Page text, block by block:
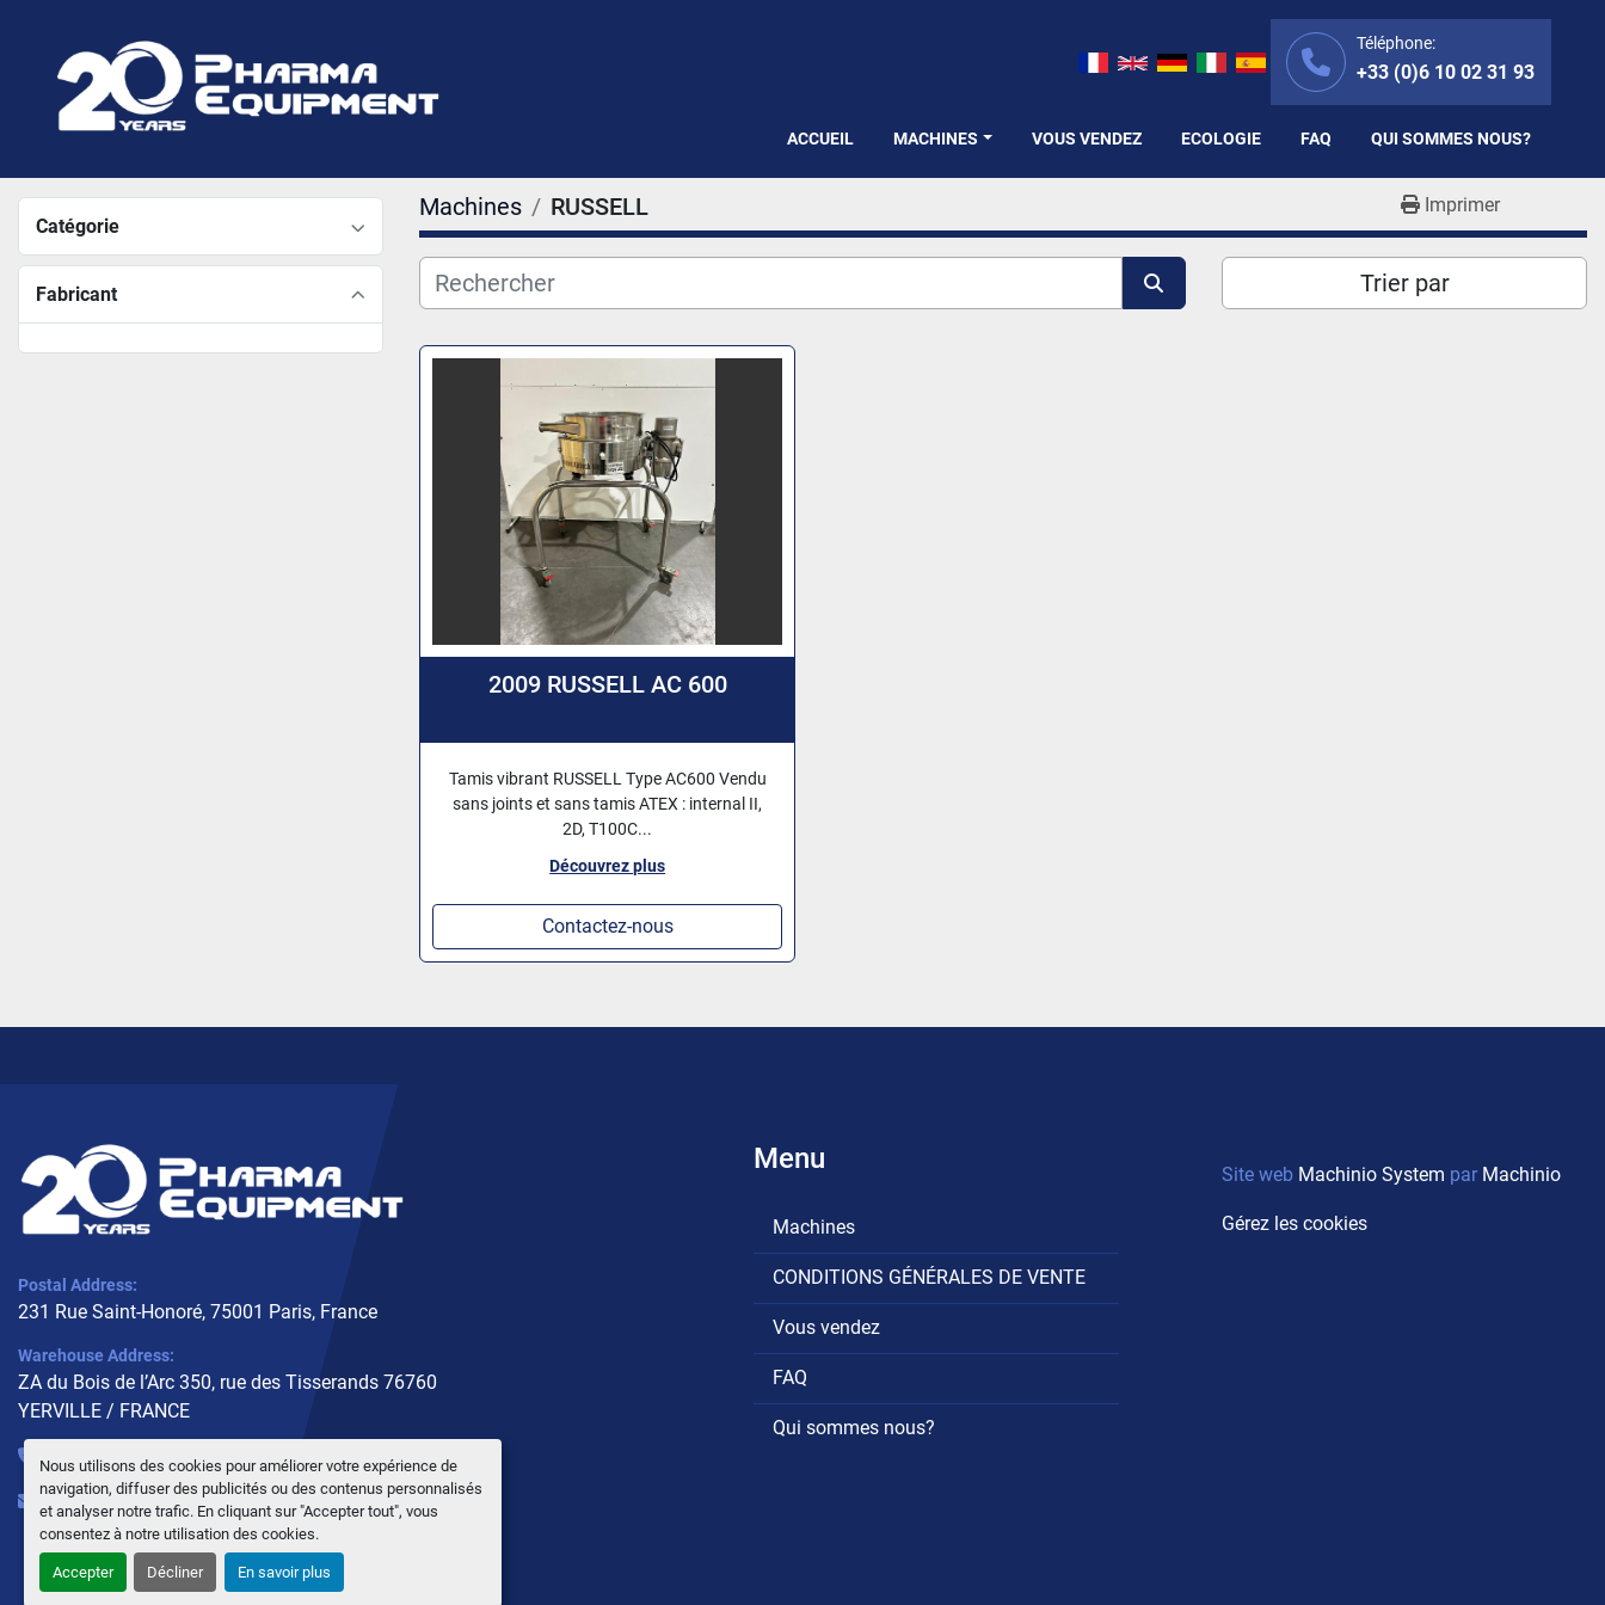
Nous utilisons des cookies pour améliorer votre expérience de
navigation, diffuser des publicités ou des contenus personnalisés
et analyser notre trafic. En cliquant sur "Accepter tout", vous
consentez à notre utilisation des cookies.
Accepter Décliner En savoir plus
Téléphone:
+33 (0)6 10 02 31 93
ACCUEIL MACHINES VOUS VENDEZ ECOLOGIE FAQ QUI SOMMES NOUS?
Catégorie
Fabricant
Machines RUSSELL Imprimer
Trier par
2009 RUSSELL AC 600
Tamis vibrant RUSSELL Type AC600 Vendu
sans joints et sans tamis ATEX : internal II,
2D, T100C...
Découvrez plus
Contactez-nous
Postal Address:
231 Rue Saint-Honoré, 75001 Paris, France
Warehouse Address:
ZA du Bois de l’Arc 350, rue des Tisserands 76760
YERVILLE / FRANCE
+33 (0)6 10 02 31 93
info@pharmaequipment.fr
Menu
Machines
CONDITIONS GÉNÉRALES DE VENTE
Vous vendez
FAQ
Qui sommes nous?
Site web Machinio System par Machinio
Gérez les cookies